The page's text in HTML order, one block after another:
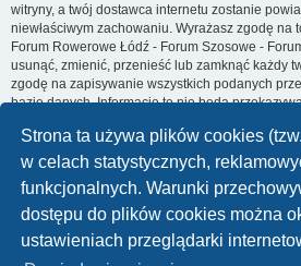
Strona ta używa plików cookies
w celach statystycznych,
funkcjonalnych. Warunki
dostępu do plików cookies można
ustawieniach przeglądarki
witryny, a twój dostawca internetu zostanie
niewłaściwym zachowaniu. Wyrażasz zgodę na
Forum Rowerowe Łódź - Forum Szosowe -
usunąć, zmienić, przenieść lub zamknąć każdy
zgodę na zapisywanie wszystkich podanych
bazie danych. Informacje te nie będą
ale ani „Forum Bike Łódź - Forum Rowerowe
MTB”, ani phpBB nie ponosi odpowiedzialności
podczas których może dojść do kradzieży
Forum Bike Łódź - Forum Rowerowe Łódź - Forum Szosowe - Forum MTB Strona Główna
Linki partnerskie: strony www lodz Fotografia Analogowa